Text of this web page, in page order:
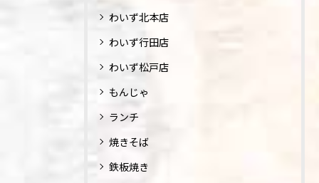
わいず北本店
わいず行田店
わいず松戸店
もんじゃ
ランチ
焼きそば
鉄板焼き